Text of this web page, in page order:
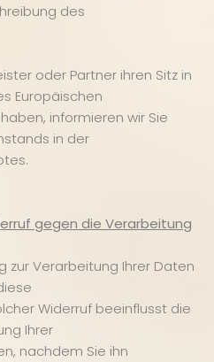
des
oder Partner ihren Sitz in
Europäischen
informieren wir Sie
in der
gegen die Verarbeitung
zur Verarbeitung Ihrer Daten
Widerruf beeinflusst die
Ihrer
nachdem Sie ihn